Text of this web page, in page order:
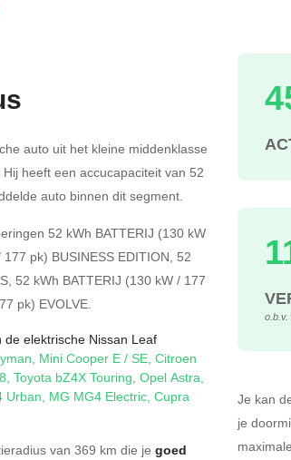
auto uit het kleine middenklasse
Hij heeft een accucapaciteit van 52
auto binnen dit segment.
52 kWh BATTERIJ (130 kW
pk) BUSINESS EDITION, 52
, 52 kWh BATTERIJ (130 kW / 177
pk) EVOLVE.
elektrische Nissan Leaf
, Mini Cooper E / SE, Citroen
, Toyota bZ4X Touring, Opel Astra,
Urban, MG MG4 Electric, Cupra
van 369 km die je goed
Je kan
je